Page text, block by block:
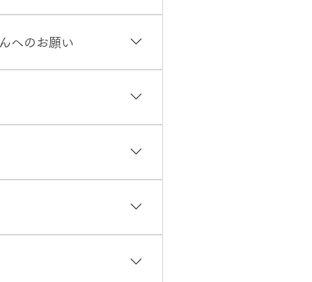
感染を防ぐため、当院では
状のない方との接触を可
へのお願い
る、またはご心配な場合に
に応じての検査はできま
察においては、感染疑い
対策を徹底して、今後も
員が今後、市中において感
厚接触者の就業停止や環境
制を解除いたします。 ＞